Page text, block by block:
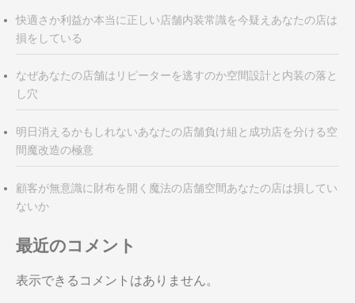
快適さか利益か本当に正しい店舗内装常識を今疑えあなたの店は
損をしている
なぜあなたの店舗はリピーターを逃すのか空間設計と内装の落と
し穴
明日消えるかもしれないあなたの店舗負け組と成功店を分ける空
間魔改造の極意
顧客が無意識に財布を開く魔法の店舗空間あなたの店は損してい
ないか
最近のコメント
表示できるコメントはありません。